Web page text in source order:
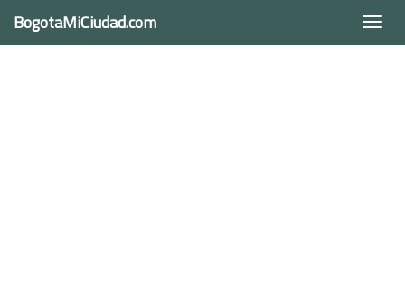
BogotaMiCiudad.com